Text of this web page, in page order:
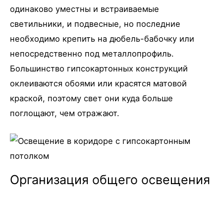
одинаково уместны и встраиваемые
светильники, и подвесные, но последние
необходимо крепить на дюбель-бабочку или
непосредственно под металлопрофиль.
Большинство гипсокартонных конструкций
оклеиваются обоями или красятся матовой
краской, поэтому свет они куда больше
поглощают, чем отражают.
Организация общего освещения